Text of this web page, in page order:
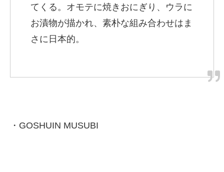
てくる。オモテに焼きおにぎり、ウラに
お漬物が描かれ、素朴な組み合わせはま
さに日本的。
・GOSHUIN MUSUBI